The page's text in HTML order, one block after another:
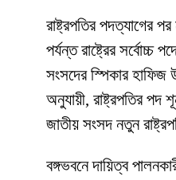
রাষ্ট্রপতির পদত্যাগের পর
পর্যন্ত রাষ্ট্রের সর্বোচ্চ
সংসদের স্পিকার হাফিজ
অনুযায়ী, রাষ্ট্রপতির পদ
জাতীয় সংসদ নতুন
বঙ্গভবনে দায়িত্ব